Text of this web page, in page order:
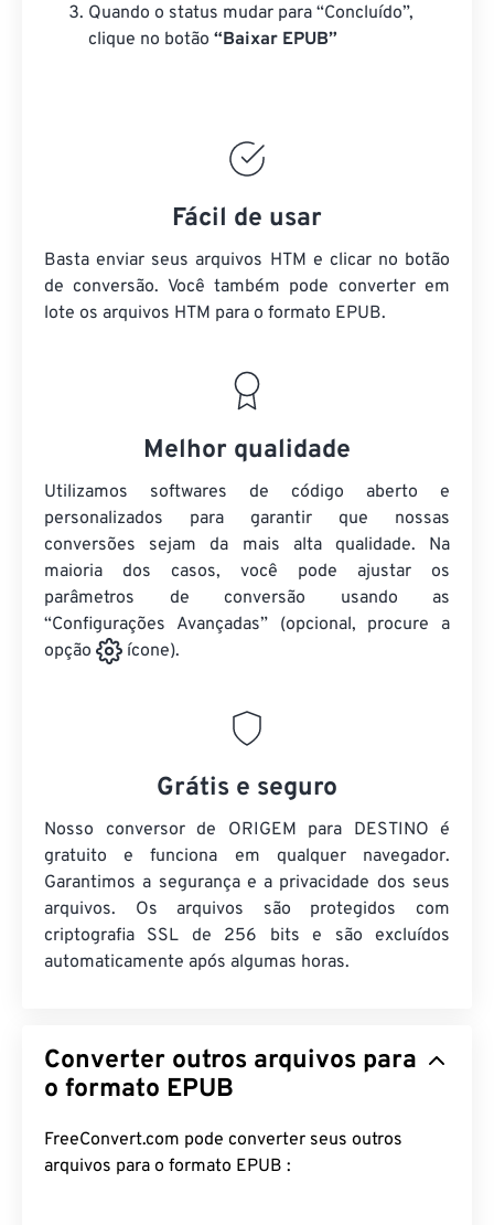
Quando o status mudar para “Concluído”,
clique no botão “Baixar EPUB”
Fácil de usar
Basta enviar seus arquivos HTM e clicar no botão
de conversão. Você também pode converter em
lote os arquivos HTM para o formato EPUB.
Melhor qualidade
Utilizamos softwares de código aberto e
personalizados para garantir que nossas
conversões sejam da mais alta qualidade. Na
maioria dos casos, você pode ajustar os
parâmetros de conversão usando as
“Configurações Avançadas” (opcional, procure a
opção
ícone).
Grátis e seguro
Nosso conversor de ORIGEM para DESTINO é
gratuito e funciona em qualquer navegador.
Garantimos a segurança e a privacidade dos seus
arquivos. Os arquivos são protegidos com
criptografia SSL de 256 bits e são excluídos
automaticamente após algumas horas.
Converter outros arquivos para
o formato EPUB
FreeConvert.com pode converter seus outros
arquivos para o formato EPUB :